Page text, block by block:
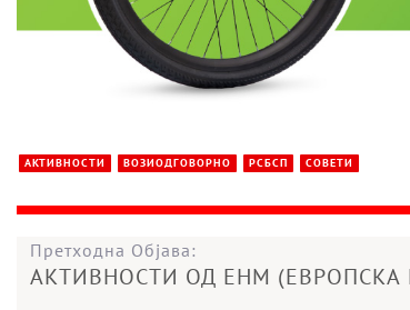
АКТИВНОСТИ ВОЗИОДГОВОРНО РСБСП СОВЕТИ
Претходна Објава:
АКТИВНОСТИ ОД ЕНМ